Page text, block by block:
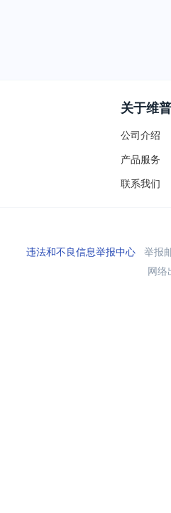
关于维普
公司介绍
产品服务
联系我们
违法和不良信息举报中心举报
网